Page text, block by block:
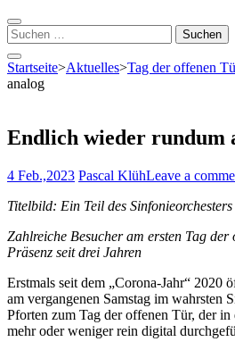
Suchen
nach:
Startseite>Aktuelles>Tag der offenen
analog
Endlich wieder rundum
4 Feb.,2023 Pascal KlühLeave a
Titelbild: Ein Teil des
Zahlreiche Besucher am ersten Tag
Präsenz seit drei Jahren
Erstmals seit dem „Corona-Jahr“ 2020
am vergangenen Samstag im wahrsten
Pforten zum Tag der offenen Tür, der in
mehr oder weniger rein digital